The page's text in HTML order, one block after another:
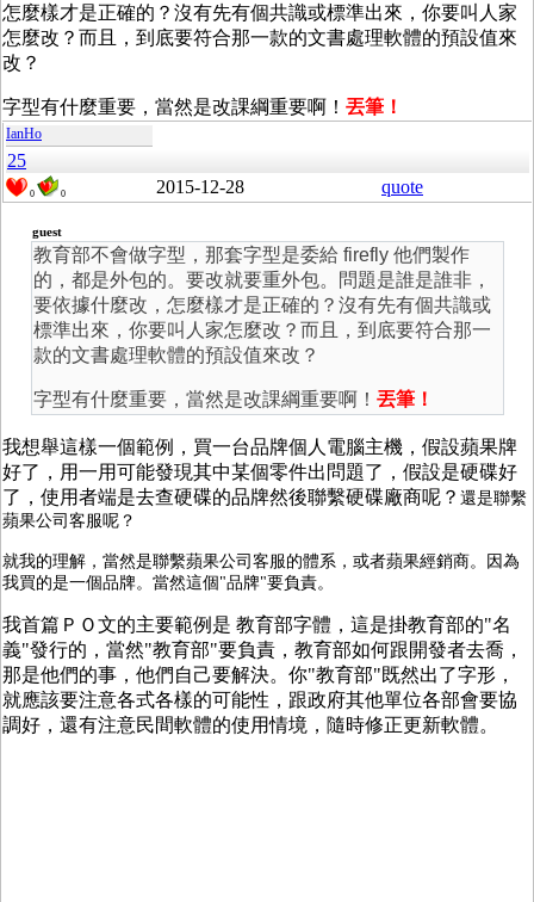
怎麼樣才是正確的？沒有先有個共識或標準出來，你要叫人家
怎麼改？而且，到底要符合那一款的文書處理軟體的預設值來
改？
字型有什麼重要，當然是改課綱重要啊！ 丟筆！
IanHo
25
0 0 2015-12-28 quote
guest
教育部不會做字型，那套字型是委給 firefly 他們製作
的，都是外包的。要改就要重外包。問題是誰是誰非，
要依據什麼改，怎麼樣才是正確的？沒有先有個共識或
標準出來，你要叫人家怎麼改？而且，到底要符合那一
款的文書處理軟體的預設值來改？
字型有什麼重要，當然是改課綱重要啊！ 丟筆！
我想舉這樣一個範例，買一台品牌個人電腦主機，假設蘋果牌
好了，用一用可能發現其中某個零件出問題了，假設是硬碟好
了，使用者端是去查硬碟的品牌然後聯繫硬碟廠商呢？ 還是聯繫
蘋果公司客服呢？
就我的理解，當然是聯繫蘋果公司客服的體系，或者蘋果經銷商。因為
我買的是一個品牌。當然這個"品牌"要負責。
我首篇ＰＯ文的主要範例是 教育部字體，這是掛教育部的"名
義"發行的，當然"教育部"要負責，教育部如何跟開發者去喬，
那是他們的事，他們自己要解決。你"教育部"既然出了字形，
就應該要注意各式各樣的可能性，跟政府其他單位各部會要協
調好，還有注意民間軟體的使用情境，隨時修正更新軟體。